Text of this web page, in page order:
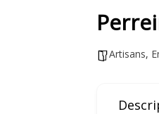
Artisans,